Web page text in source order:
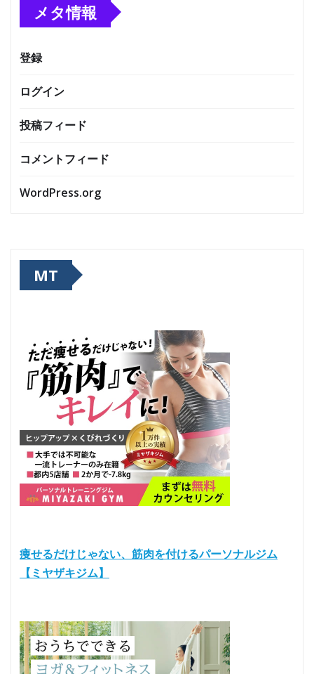
メタ情報
登録
ログイン
投稿フィード
コメントフィード
WordPress.org
MT
痩せるだけじゃない、筋肉を付けるパーソナルジム
【ミヤザキジム】